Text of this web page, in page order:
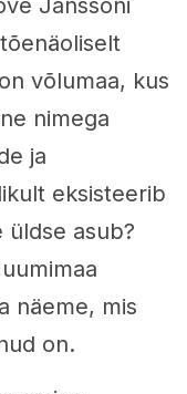
Janssoni
võlumaa, kus
nimega
ja
eksisteerib
üldse asub?
näeme, mis
on.